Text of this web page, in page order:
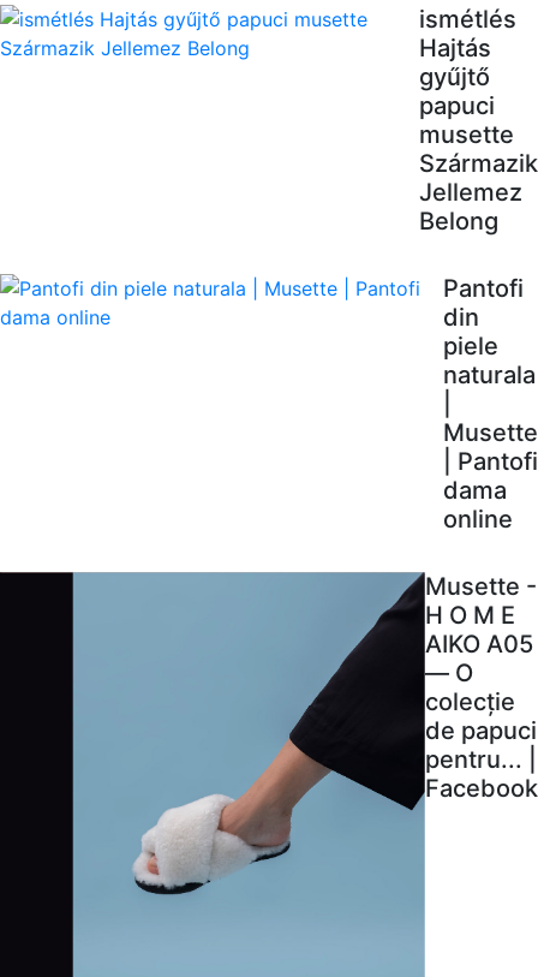
ismétlés
Hajtás
gyűjtő
papuci
musette
Származik
Jellemez
Belong
Pantofi
din
piele
naturala
Musette
| Pantofi
dama
online
Musette -
H O M E
AIKO A05
— O
colecție
de papuci
pentru... |
Facebook